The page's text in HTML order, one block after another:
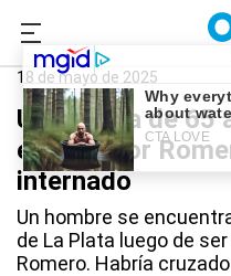
0221.com.ar
18 de mayo de 2025
Un ciclista de 65
en Melchor
internado
Un hombre se
de La Plata luego de
Romero. Habría